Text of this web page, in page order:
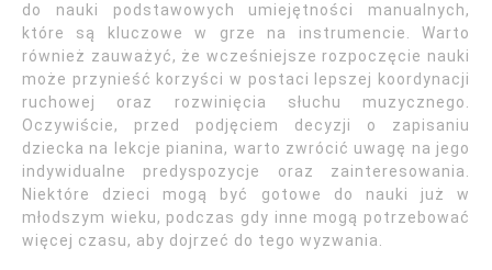
do nauki podstawowych umiejętności manualnych,
które są kluczowe w grze na instrumencie. Warto
również zauważyć, że wcześniejsze rozpoczęcie nauki
może przynieść korzyści w postaci lepszej koordynacji
ruchowej oraz rozwinięcia słuchu muzycznego.
Oczywiście, przed podjęciem decyzji o zapisaniu
dziecka na lekcje pianina, warto zwrócić uwagę na jego
indywidualne predyspozycje oraz zainteresowania.
Niektóre dzieci mogą być gotowe do nauki już w
młodszym wieku, podczas gdy inne mogą potrzebować
więcej czasu, aby dojrzeć do tego wyzwania.